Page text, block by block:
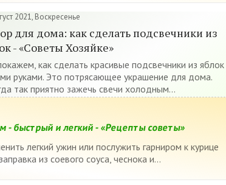
2021, Воскресенье
для дома: как сделать подсвечники из
- «Советы Хозяйке»
как сделать красивые подсвечники из яблок
руками. Это потрясающее украшение для дома.
так приятно зажечь свечи холодным...
- быстрый и легкий - «Рецепты советы»
легкий ужин или послужить гарниром к курице
из соевого соуса, чеснока и...